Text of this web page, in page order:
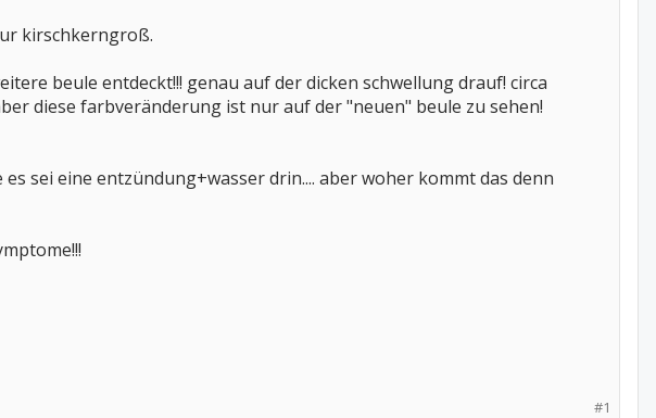
kirschkerngroß.
beule entdeckt!!! genau auf der dicken schwellung drauf! circa
diese farbveränderung ist nur auf der "neuen" beule zu sehen!
sei eine entzündung+wasser drin.... aber woher kommt das denn
#1